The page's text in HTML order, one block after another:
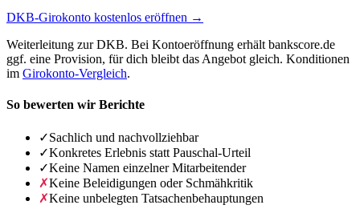
DKB-Girokonto kostenlos eröffnen →
Weiterleitung zur DKB. Bei Kontoeröffnung erhält bankscore.de
ggf. eine Provision, für dich bleibt das Angebot gleich. Konditionen
im Girokonto-Vergleich.
So bewerten wir Berichte
✓Sachlich und nachvollziehbar
✓Konkretes Erlebnis statt Pauschal-Urteil
✓Keine Namen einzelner Mitarbeitender
✗Keine Beleidigungen oder Schmähkritik
✗Keine unbelegten Tatsachenbehauptungen